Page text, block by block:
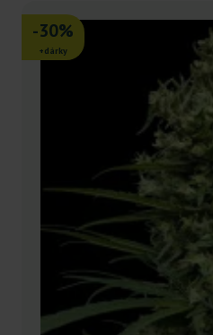
-30%
+dárky